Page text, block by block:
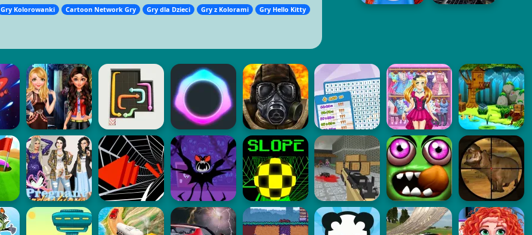
Gry Kolorowanki Cartoon Network Gry Gry dla Dzieci Gry z Kolorami
Gry Hello Kitty